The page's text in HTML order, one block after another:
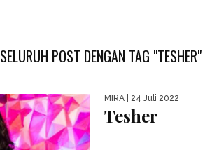
SELURUH POST DENGAN TAG "TESHER"
MIRA | 24 Juli 2022
Tesher